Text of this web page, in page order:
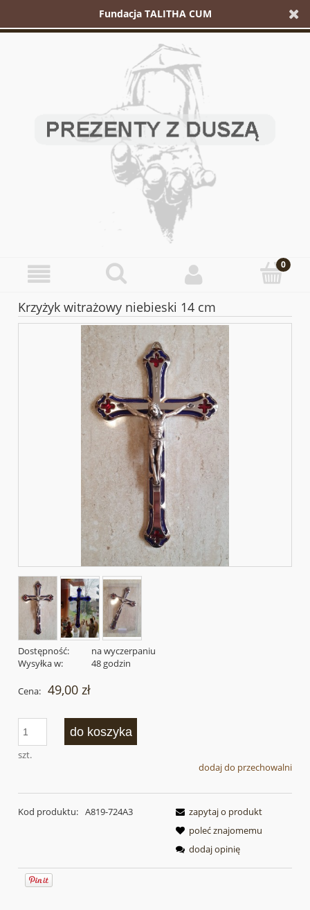
Fundacja TALITHA CUM
Krzyżyk witrażowy niebieski 14 cm
Dostępność:
na wyczerpaniu
Wysyłka w:
48 godzin
Cena: 49,00 zł
szt.
do koszyka
dodaj do przechowalni
Kod produktu: A819-724A3
zapytaj o produkt
poleć znajomemu
dodaj opinię